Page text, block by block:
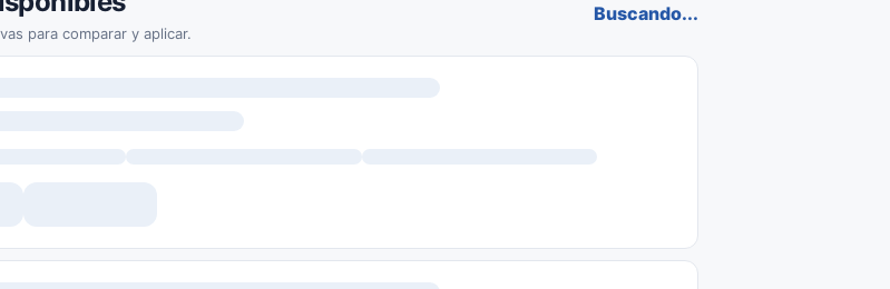
para comparar y aplicar.
Buscando...